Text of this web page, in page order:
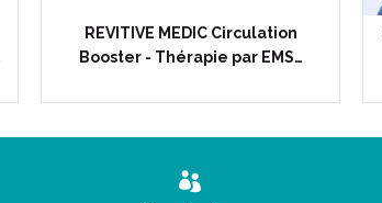
REVITIVE MEDIC Circulation
Booster - Thérapie par EMS…